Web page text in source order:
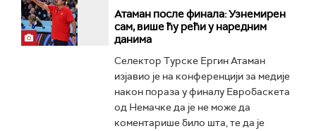
Атаман после финала: Узнемирен
сам, више ћу рећи у наредним
данима
Селектор Турске Ергин Атаман
изјавио је на конференцији за медије
након пораза у финалу Евробаскета
од Немачке да је не може да
коментарише било шта, те да је